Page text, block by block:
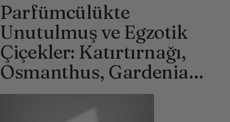
Parfümcülükte
Unutulmuş ve Egzotik
Çiçekler: Katırtırnağı,
Osmanthus, Gardenia…